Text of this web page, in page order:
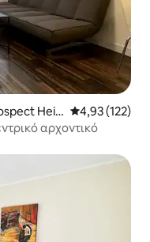
Heig Μέση
4,93 (122)
αρχοντικό